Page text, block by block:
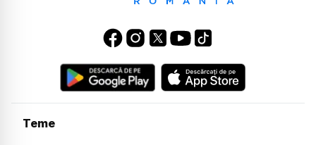
Teme